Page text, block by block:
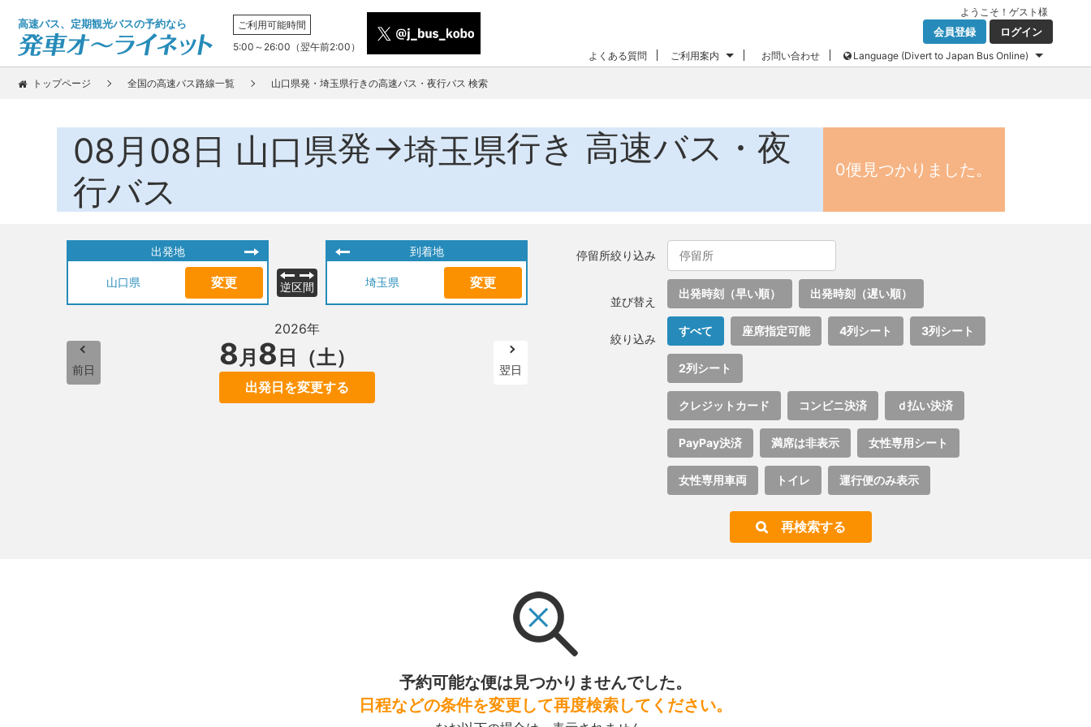
高速バス、定期観光バスの予約なら
ご利用可能時間
5:00～26:00（翌午前2:00）
ようこそ！ ゲスト 様
会員登録 ログイン
よくある質問 ご利用案内 お問い合わせ Language (Divert to Japan Bus Online)
トップページ 全国の高速バス路線一覧 山口県発・埼玉県行きの高速バス・夜行バス 検索
08月08日 山口県発→埼玉県行き 高速バス・夜
行バス
0便見つかりました。
出発地
山口県 変更 逆区間
到着地
埼玉県 変更
前日
2026年
8月 8 日（土）
出発日を変更する
翌日
停留所絞り込み
並び替え
出発時刻（早い順） 出発時刻（遅い順）
絞り込み
すべて 座席指定可能 4列シート 3列シート
2列シート
クレジットカード コンビニ決済 ｄ払い決済
PayPay決済 満席は非表示 女性専用シート
女性専用車両 トイレ 運行便のみ表示
再検索する
予約可能な便は見つかりませんでした。
日程などの条件を変更して再度検索してください。